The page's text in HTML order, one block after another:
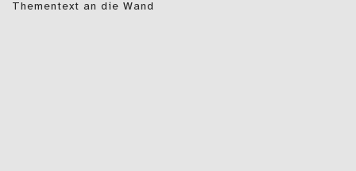
Thementext an die Wand